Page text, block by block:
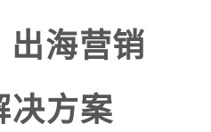
出海营销
决方案